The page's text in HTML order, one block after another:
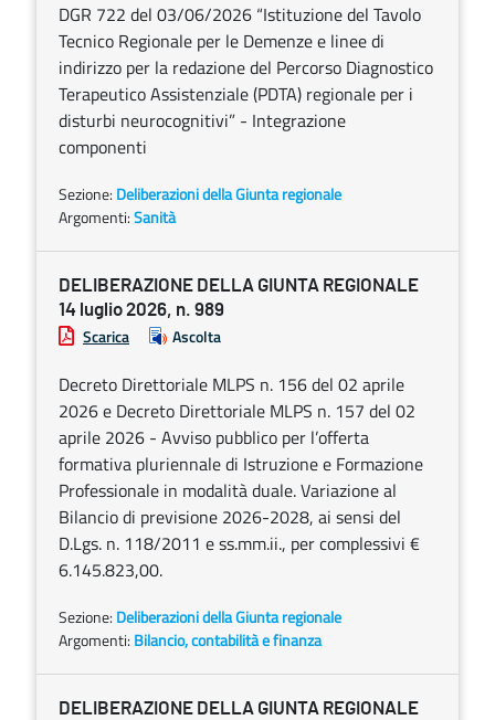
DGR 722 del 03/06/2026 “Istituzione del Tavolo
Tecnico Regionale per le Demenze e linee di
indirizzo per la redazione del Percorso Diagnostico
Terapeutico Assistenziale (PDTA) regionale per i
disturbi neurocognitivi” - Integrazione
componenti
Sezione: Deliberazioni della Giunta regionale
Argomenti:Sanità
DELIBERAZIONE DELLA GIUNTA REGIONALE
14 luglio 2026, n. 989
Scarica Ascolta
Decreto Direttoriale MLPS n. 156 del 02 aprile
2026 e Decreto Direttoriale MLPS n. 157 del 02
aprile 2026 - Avviso pubblico per l’offerta
formativa pluriennale di Istruzione e Formazione
Professionale in modalità duale. Variazione al
Bilancio di previsione 2026-2028, ai sensi del
D.Lgs. n. 118/2011 e ss.mm.ii., per complessivi €
6.145.823,00.
Sezione: Deliberazioni della Giunta regionale
Argomenti: Bilancio, contabilità e finanza
DELIBERAZIONE DELLA GIUNTA REGIONALE